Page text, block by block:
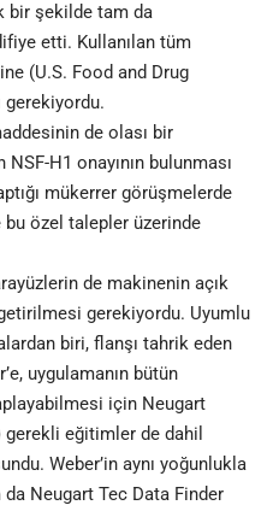
bir şekilde tam da
etti. Kullanılan tüm
(U.S. Food and Drug
de olası bir
H1 onayının bulunması
mükerrer görüşmelerde
özel talepler üzerinde
de makinenin açık
gerekiyordu. Uyumlu
biri, flanşı tahrik eden
uygulamanın bütün
için Neugart
gerekli eğitimler de dahil
Weber’in aynı yoğunlukla
da Neugart Tec Data Finder